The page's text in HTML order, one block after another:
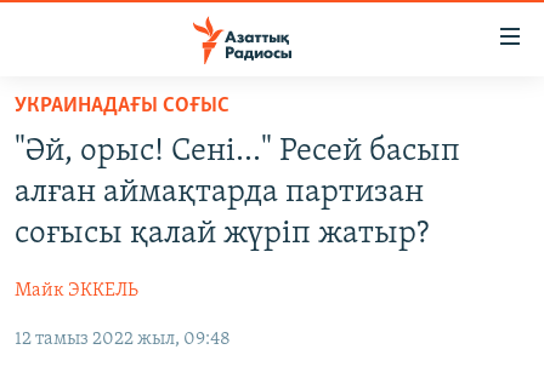
Skip
main
content
main
Skip
ЖАҢАЛЫҚТАР
САЯСАТ
АДАМ ҚҰҚЫҚТАРЫ
ӘЛЕУМЕТ
УКРАИНАДАҒЫ СОҒЫС
"Әй, орыс! Сені…" Ресей басып
алған аймақтарда партизан
соғысы қалай жүріп жатыр?
Майк ЭККЕЛЬ
12 тамыз 2022 жыл, 09:48